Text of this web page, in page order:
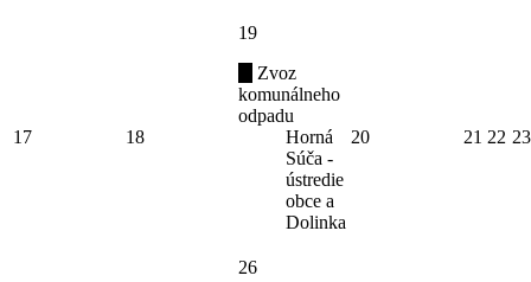
17 18
19
Zvoz
komunálneho
odpadu
Horná
Súča -
ústredie
obce a
Dolinka
20 21 22 23
26